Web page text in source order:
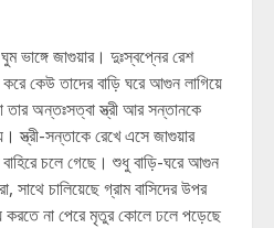
ভাঙ্গে জাগুয়ার। দুঃস্বপ্নের রেশ
কেউ তাদের বাড়ি ঘরে আগুন লাগিয়ে
অন্তঃসত্বা স্ত্রী আর সন্তানকে
স্ত্রী-সন্তাকে রেখে এসে জাগুয়ার
বাহিরে চলে গেছে। শুধু বাড়ি-ঘরে আগুন
সাথে চালিয়েছে গ্রাম বাসিদের উপর
করতে না পেরে মৃতুর কোলে ঢলে পড়েছে